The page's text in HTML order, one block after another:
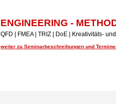
ENGINEERING -
QFD | FMEA | TRIZ | DoE | Kreativitäts-
weiter zu Seminarbeschreibungen und